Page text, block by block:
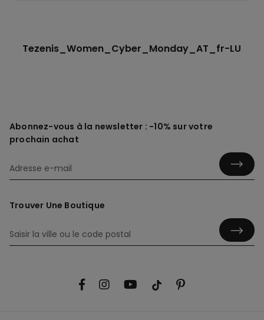
Tezenis_Women_Cyber_Monday_AT_fr-LU
Abonnez-vous à la newsletter : -10% sur votre
prochain achat
Trouver Une Boutique